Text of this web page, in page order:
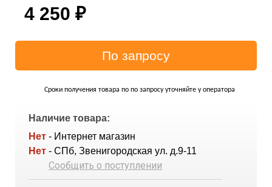
4 250 ₽
Сроки получения товара по по запросу уточняйте у оператора
Наличие товара:
Нет - Интернет магазин
Нет - СПб, Звенигородская ул. д.9-11
Сообщить о поступлении